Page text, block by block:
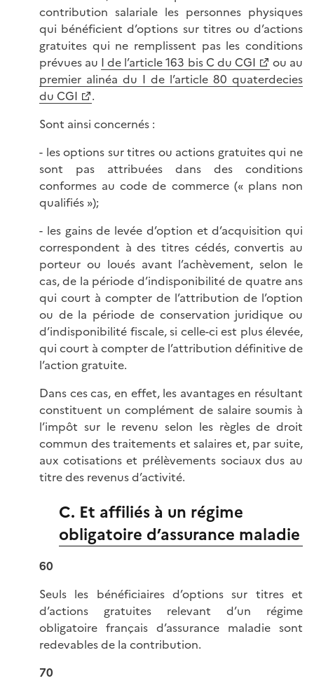
contribution salariale les personnes physiques
qui bénéficient d’options sur titres ou d’actions
gratuites qui ne remplissent pas les conditions
prévues au I de l’article 163 bis C du CGI
ou au
premier alinéa du I de l’article 80 quaterdecies
du CGI
.
Sont ainsi concernés :
- les options sur titres ou actions gratuites qui ne
sont pas attribuées dans des conditions
conformes au code de commerce (« plans non
qualifiés »);
- les gains de levée d’option et d’acquisition qui
correspondent à des titres cédés, convertis au
porteur ou loués avant l’achèvement, selon le
cas, de la période d’indisponibilité de quatre ans
qui court à compter de l’attribution de l’option
ou de la période de conservation juridique ou
d’indisponibilité fiscale, si celle-ci est plus élevée,
qui court à compter de l’attribution définitive de
l’action gratuite.
Dans ces cas, en effet, les avantages en résultant
constituent un complément de salaire soumis à
l’impôt sur le revenu selon les règles de droit
commun des traitements et salaires et, par suite,
aux cotisations et prélèvements sociaux dus au
titre des revenus d’activité.
C. Et affiliés à un régime
obligatoire d’assurance maladie
60
Seuls les bénéficiaires d’options sur titres et
d’actions gratuites relevant d’un régime
obligatoire français d’assurance maladie sont
redevables de la contribution.
70